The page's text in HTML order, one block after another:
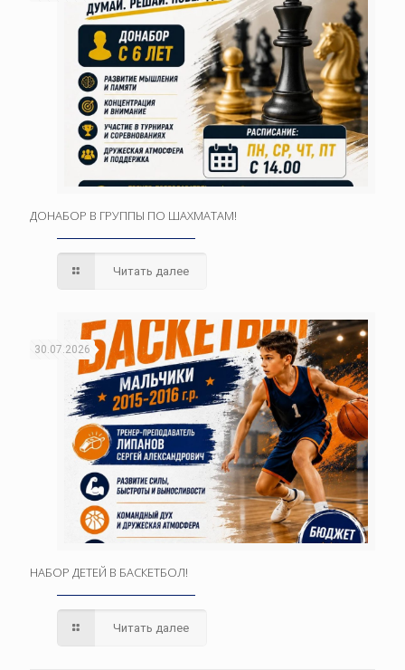
ДОНАБОР В ГРУППЫ ПО ШАХМАТАМ!
Читать далее
30.07.2026
НАБОР ДЕТЕЙ В БАСКЕТБОЛ!
Читать далее